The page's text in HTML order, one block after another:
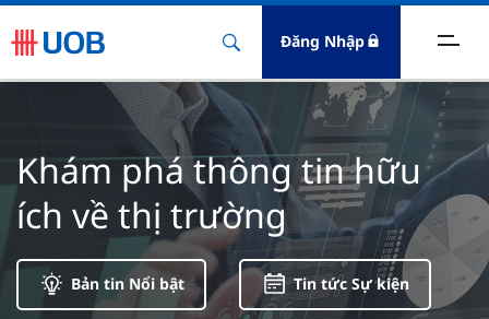
Đăng Nhập
Nhìn Kinh Doanh
Nối Kỹ Thuật Số
Mại & Đầu Tư
Lý Tài Chính
Khám phá thông tin hữu
ích về thị trường
Bản tin Nổi bật Tin tức Sự kiện